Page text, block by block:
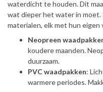
waterdicht te houden. Dit
wat dieper het water in moet.
materialen, elk met hun eigen
Neopreen
koudere maanden.
duurzaam.
PVC waadpakken:
warmere periodes.